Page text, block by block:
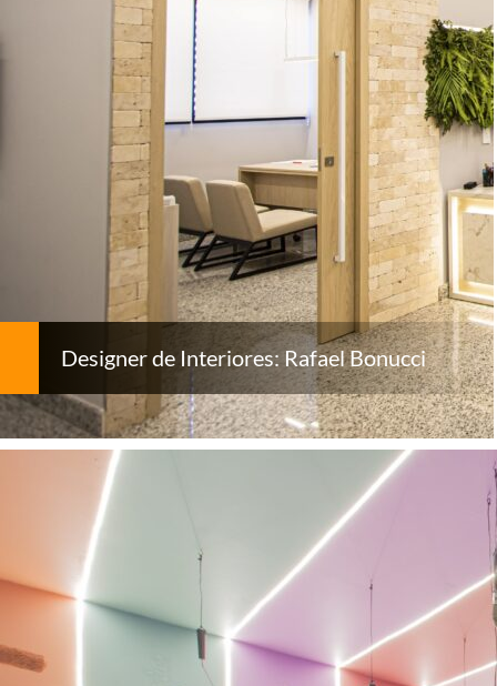
Designer de Interiores: Rafael Bonucci